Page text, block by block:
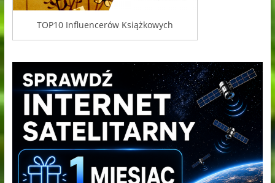
TOP10 Influencerów Książkowych